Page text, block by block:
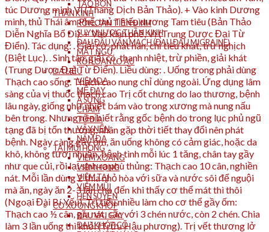
TÁO BÓN
THẦN KINH
RỐI LOẠN TIỀN ĐÌNH
SUY NHƯỢC THẦN KINH
ĐAU ĐẦU VẬN MẠCH (ĐAU ĐẦU MIGRAINE)
MẤT NGỦ
RỐI LOẠN LO ÂU
DA LIỄU
VIÊM DA
MỀ ĐAY
Á SỪNG
CHÀM
TỔ ĐĨA
VẨY NẾN
NẤM DA
TAI MŨI HỌNG
VIÊM XOANG
VIÊM HỌNG
VIÊM TAI
VIÊM MŨI
HEN SUYỄN
CƠ XƯƠNG KHỚP
ĐAU VAI GÁY
ĐAU KHỚP CỔ